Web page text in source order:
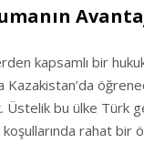
kapsamlı bir
Kazakistan’da
Üstelik bu ülke Türk
rahat bir